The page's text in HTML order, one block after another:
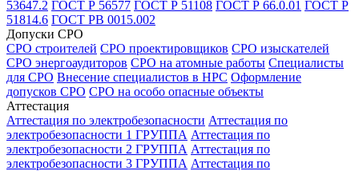
53647.2 ГОСТ Р 56577 ГОСТ Р 51108 ГОСТ Р 66.0.01 ГОСТ Р
51814.6 ГОСТ РВ 0015.002
Допуски СРО
СРО строителей СРО проектировщиков СРО изыскателей
СРО энергоаудиторов СРО на атомные работы Специалисты
для СРО Внесение специалистов в НРС Оформление
допусков СРО СРО на особо опасные объекты
Аттестация
Аттестация по электробезопасности Аттестация по
электробезопасности 1 ГРУППА Аттестация по
электробезопасности 2 ГРУППА Аттестация по
электробезопасности 3 ГРУППА Аттестация по